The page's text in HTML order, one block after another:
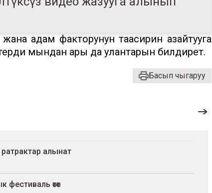
адам факторунун таасирин азайтууга
мындан ары да улантарын билдирет.
Басып чыгаруу
алынат
өтөт